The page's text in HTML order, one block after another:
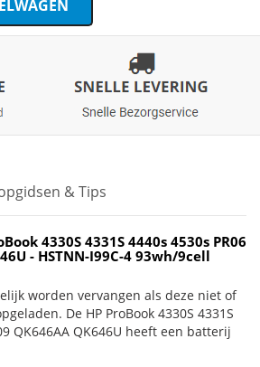
& Tips
4330S 4331S 4440s 4530s PR06
- HSTNN-I99C-4 93wh/9cell
worden vervangen als deze niet of
De HP ProBook 4330S 4331S
QK646AA QK646U heeft een batterij